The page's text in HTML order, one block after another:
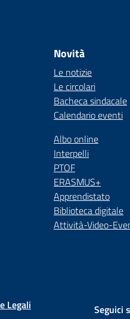
Novità
Le notizie
Le circolari
Bacheca sindacale
Calendario eventi
Albo online
Interpelli
PTOF
ERASMUS+
Apprendistato
Biblioteca digitale
Attività-Video-
Legali Seguici